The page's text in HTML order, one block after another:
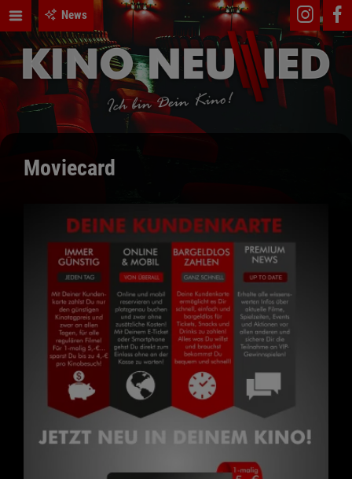
News
Moviecard